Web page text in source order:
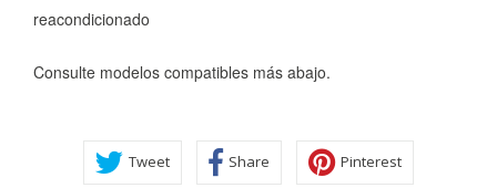
reacondicionado
Consulte modelos compatibles más abajo.
Tweet Share Pinterest